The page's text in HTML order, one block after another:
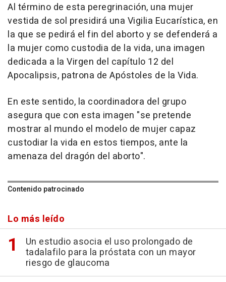
Al término de esta peregrinación, una mujer
vestida de sol presidirá una Vigilia Eucarística, en
la que se pedirá el fin del aborto y se defenderá a
la mujer como custodia de la vida, una imagen
dedicada a la Virgen del capítulo 12 del
Apocalipsis, patrona de Apóstoles de la Vida.
En este sentido, la coordinadora del grupo
asegura que con esta imagen "se pretende
mostrar al mundo el modelo de mujer capaz
custodiar la vida en estos tiempos, ante la
amenaza del dragón del aborto".
Contenido patrocinado
Lo más leído
Un estudio asocia el uso prolongado de
tadalafilo para la próstata con un mayor
riesgo de glaucoma